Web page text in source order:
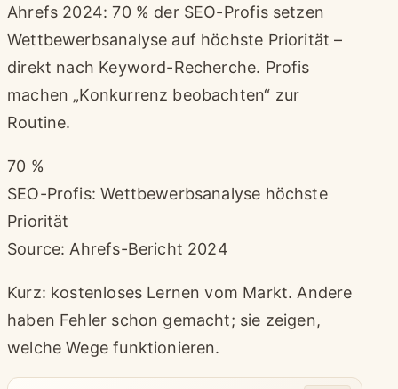
Ahrefs 2024: 70 % der SEO-Profis setzen
Wettbewerbsanalyse auf höchste Priorität –
direkt nach Keyword-Recherche. Profis
machen „Konkurrenz beobachten“ zur
Routine.
70 %
SEO-Profis: Wettbewerbsanalyse höchste
Priorität
Source: Ahrefs-Bericht 2024
Kurz: kostenloses Lernen vom Markt. Andere
haben Fehler schon gemacht; sie zeigen,
welche Wege funktionieren.